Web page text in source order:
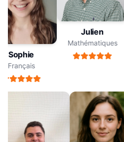
Sophie
Français
Julien
Mathématiques